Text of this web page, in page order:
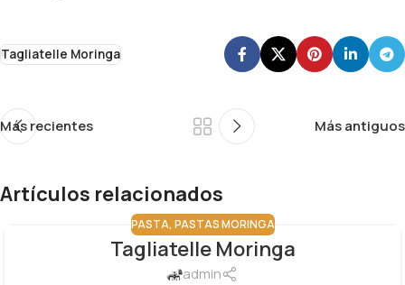
Tagliatelle Moringa
Más recientes Más antiguos
Artículos relacionados
PASTA, PASTAS MORINGA
Tagliatelle Moringa
admin